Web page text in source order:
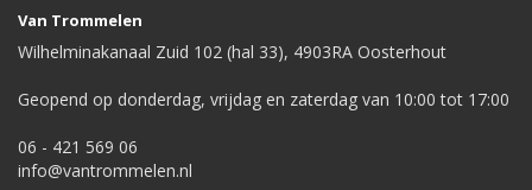
Van Trommelen
Wilhelminakanaal Zuid 102 (hal 33), 4903RA Oosterhout
Geopend op donderdag, vrijdag en zaterdag van 10:00 tot 17:00
06 - 421 569 06
info@vantrommelen.nl